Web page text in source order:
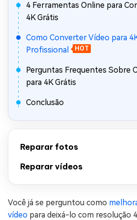
4 Ferramentas Online para
4K Grátis
Como Converter Vídeo para
Profissional
HOT
Perguntas Frequentes Sobre
para 4K Grátis
Conclusão
Reparar fotos
Reparar vídeos
Você já se perguntou como
vídeo para deixá-lo com resolução